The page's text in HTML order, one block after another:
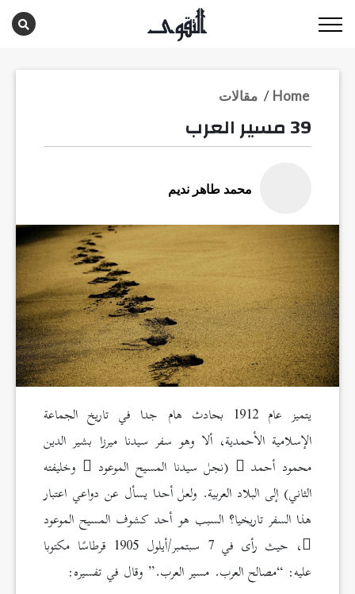
مقالات / Home
39 مسير العرب
محمد طاهر نديم
يتميز عام 1912 بحادث هام جدا في تاريخ الجماعة
الإسلامية الأحمدية، ألا وهو سفر سيدنا ميرزا بشير الدين
محمود أحمد
(نجل سيدنا المسيح الموعود
وخليفته
الثاني) إلى البلاد العربية. ولعل أحدا يسأل عن دواعي اعتبار
هذا السفر تاريخيا؟ السبب هو أحد كشوف المسيح الموعود
، حيث رأى في 7 سبتمبر/أيلول 1905 قرطاسًا مكتوبا
عليه: “مصالح العرب. مسير العرب.” وقال في تفسيره: